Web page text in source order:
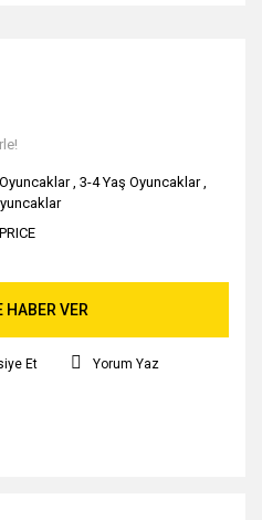
,3-4 Yaş Oyuncaklar ,
HABER VER
Et Yorum Yaz